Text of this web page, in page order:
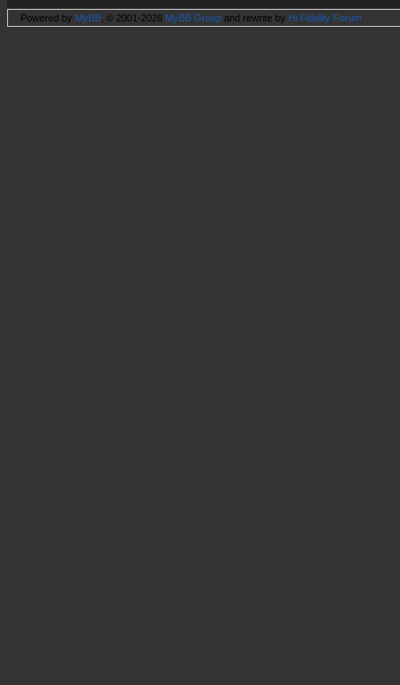
Powered by MyBB , © 2001-2026 MyBB Group and rewrite by Hi Fidelity Forum